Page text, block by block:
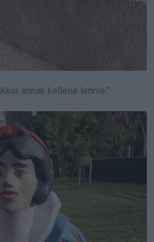
annak kellene lennie.”